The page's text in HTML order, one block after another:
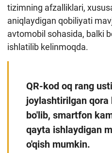
O‘quv qo‘llanmalar
Loyihalar
Interaktiv xizmatlar
Loyiha haqida
Kengaytirilgan
Sayt xaritasi
tizimning afzalliklari,
aniqlaydigan qobiliyati
avtomobil sohasida, balki
ishlatilib kelinmoqda.
QR-kod oq rang
joylashtirilgan
bo'lib, smartfon
qayta ishlaydigan
o'qish mumkin.